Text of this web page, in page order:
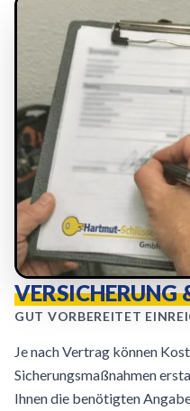
VERSICHERUNG
GUT VORBEREITET
Je nach Vertrag können
Sicherungsmaßnahmen
Ihnen die benötigten